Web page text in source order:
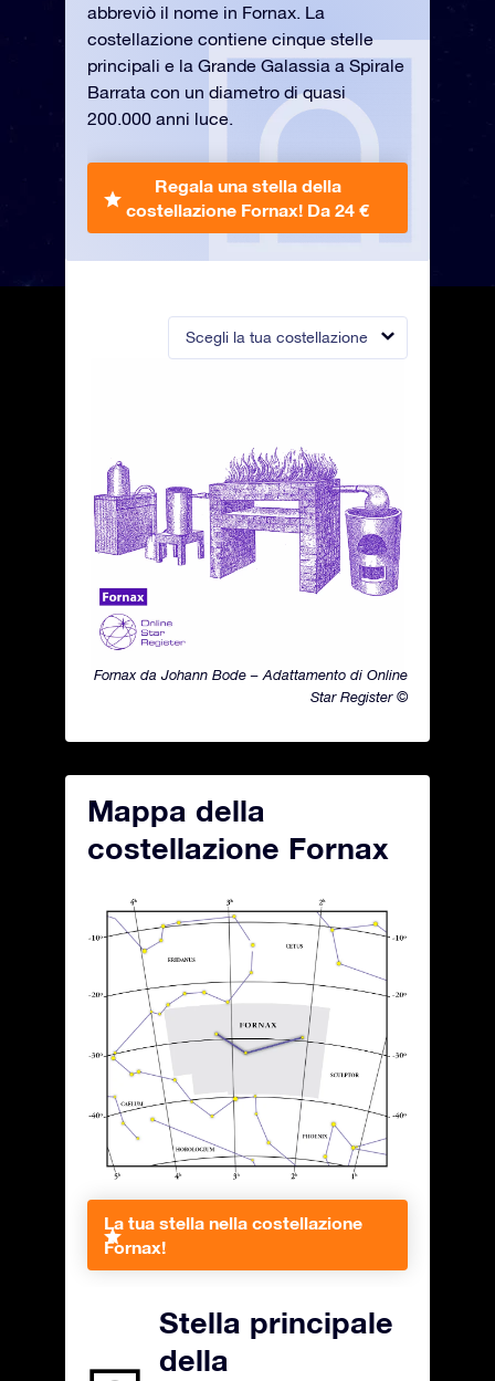
Scegli la tua costellazione
Fornax da Johann Bode – Adattamento di Online
Star Register ©
abbreviò il nome in Fornax. La
costellazione contiene cinque stelle
principali e la Grande Galassia a Spirale
Barrata con un diametro di quasi
200.000 anni luce.
Regala una stella della
costellazione Fornax! Da 24 €
Mappa della
costellazione Fornax
La tua stella nella costellazione
Fornax!
Stella principale
della